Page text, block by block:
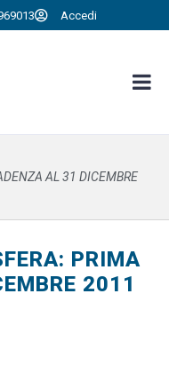
Accedi
AL 31 DICEMBRE
PRIMA
2011